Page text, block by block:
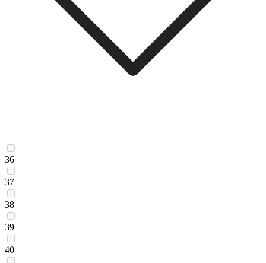
36
37
38
39
40